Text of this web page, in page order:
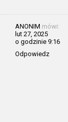
ANONIM mówi:
lut 27, 2025
o godzinie 9:16
Odpowiedz